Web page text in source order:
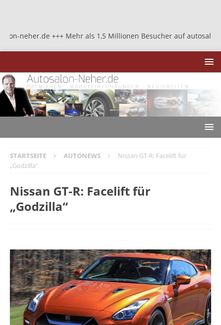
+++ Mehr als 1,5 Millionen Besucher auf autosalon-
STARTSEITE AUTONEWS
Nissan GT-R: Facelift für
„Godzilla“
Nissan GT-R: Facelift für
„Godzilla“